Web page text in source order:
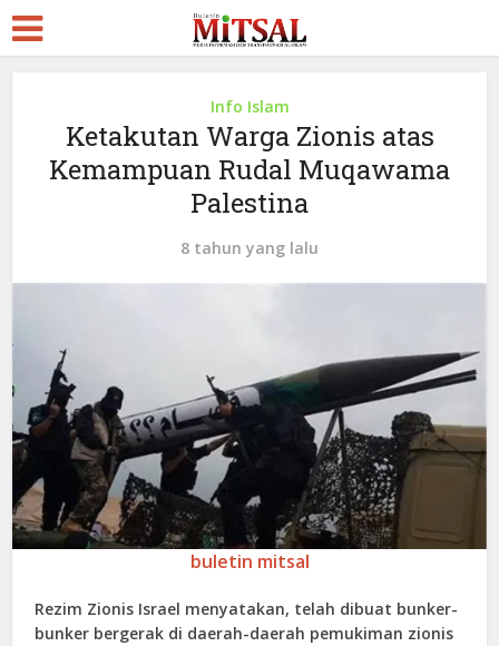
Info Islam
Ketakutan Warga Zionis atas
Kemampuan Rudal Muqawama
Palestina
8 tahun yang lalu
buletin mitsal
Rezim Zionis Israel menyatakan, telah dibuat bunker-
bunker bergerak di daerah-daerah pemukiman zionis